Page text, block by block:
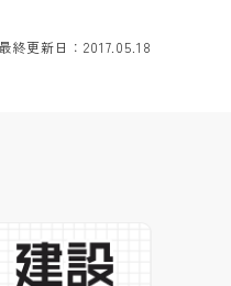
終更新日：2017.05.18